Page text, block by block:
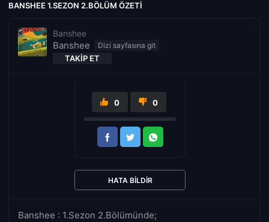
BANSHEE 1.SEZON 2.BÖLÜM ÖZETI
Banshee
Banshee
TAKIP ET
Banshee : 1.Sezon 2.Bölümünde;
0 0
HATA BILDIR